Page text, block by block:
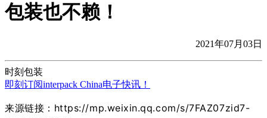
包装也不赖！
2021年07月03日
时刻包装
即刻订阅interpack China电子快讯！
来源链接：https://mp.weixin.qq.com/s/7FAZ07zid7-